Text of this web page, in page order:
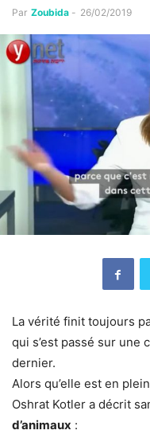
Par Zoubida - 26/02/2019
La vérité finit toujours
qui s’est passé sur une
dernier.
Alors qu’elle est en
Oshrat Kotler a décrit
d’animaux :